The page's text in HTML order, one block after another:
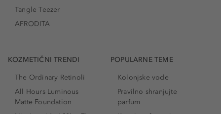
Tangle Teezer
AFRODITA
KOZMETIČNI TRENDI
The Ordinary Retinoli
All Hours Luminous
Matte Foundation
POPULARNE TEME
Kolonjske vode
Pravilno shranjujte
parfum